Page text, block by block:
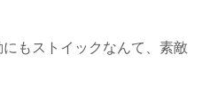
もストイックなんて、素敵